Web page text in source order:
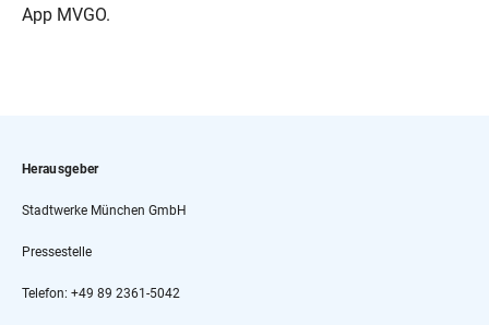
App MVGO.
Herausgeber
Stadtwerke München GmbH
Pressestelle
Telefon: +49 89 2361-5042